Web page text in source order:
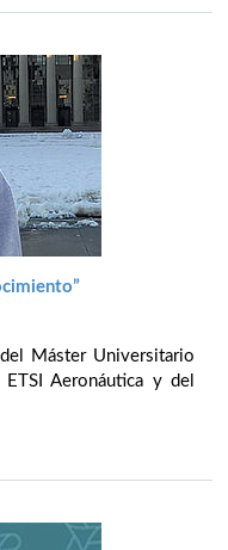
Máster Universitario
Aeronáutica y del